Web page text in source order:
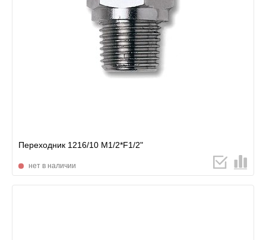
Переходник 1216/10 М1/2*F1/2"
нет в наличии